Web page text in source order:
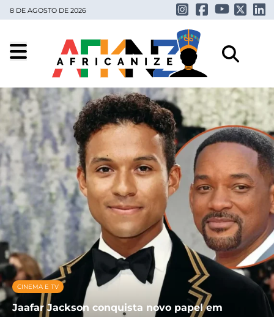
8 DE AGOSTO DE 2026
CINEMA E TV
Jaafar Jackson conquista novo papel em